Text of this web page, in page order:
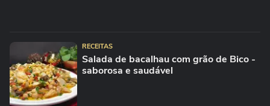
RECEITAS
Salada de bacalhau com grão de Bico -
saborosa e saudável